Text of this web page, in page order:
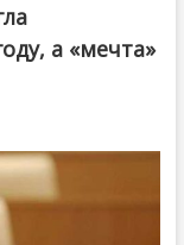
а «мечта»